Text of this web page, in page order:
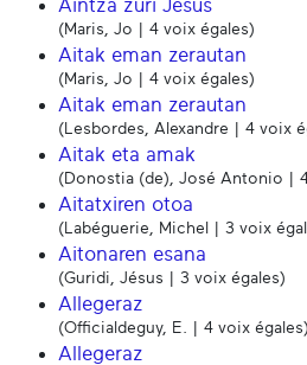
Aintza zuri Jesus
(Maris, Jo | 4 voix égales)
Aitak eman zerautan
(Maris, Jo | 4 voix égales)
Aitak eman zerautan
(Lesbordes, Alexandre | 4 voix
Aitak eta amak
(Donostia (de), José Antonio |
Aitatxiren otoa
(Labéguerie, Michel | 3 voix
Aitonaren esana
(Guridi, Jésus | 3 voix égales)
Allegeraz
(Officialdeguy, E. | 4 voix égales)
Allegeraz